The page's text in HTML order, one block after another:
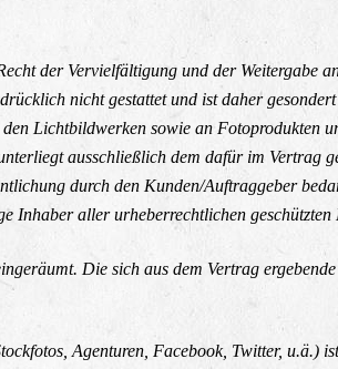
der Vervielfältigung und der Weitergabe
nicht gestattet und ist daher
Lichtbildwerken sowie an Fotoprodukten
ausschließlich dem dafür im Vertrag
durch den Kunden/Auftraggeber
Inhaber aller urheberrechtlichen
Die sich aus dem Vertrag
Agenturen, Facebook, Twitter, u.ä.)